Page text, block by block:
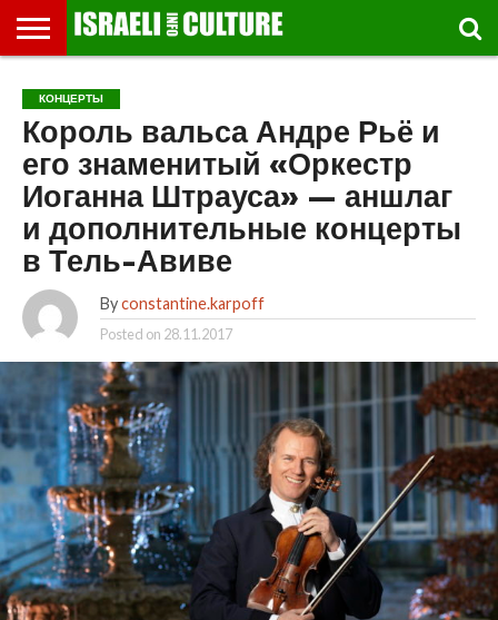
МУЗЕИ
СТРАНА
ФЕСТИВАЛЕЙ
ТЕАТР
КНИГИ.
ТЕКСТЫ
МУЗЫКА
РЕЛИГИЯ/
ИСТОРИЯ
ДВИЖЕНИЕ
ДЕТИ
ВЫХОДНОГО
ДНЯ
МАРШРУТЫ
ПРОГУЛЬЩИКА
ВИДЕО-
РЕЧИ
ВПЕЧАТЛЕНИЯ
ВСТРЕЧИ
И
ЛЕКЦИИ
ИНТЕРВЬЮ
КИНО
TEL
AVIV
GLOBAL
КОНЦЕРТЫ
Король вальса Андре Рьё и
его знаменитый «Оркестр
Иоганна Штрауса» — аншлаг
и дополнительные концерты
в Тель-Авиве
By constantine.karpoff
Posted on 28.11.2017